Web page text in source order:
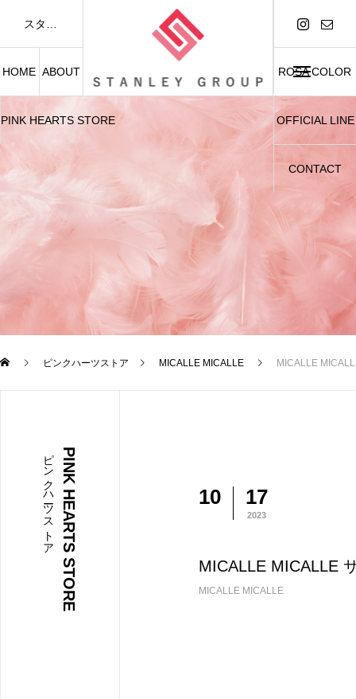
HOME ABOUT
PINK HEARTS STORE
ROSA COLOR
OFFICIAL LINE
CONTACT
ピンクハーツストア MICALLE MICALLE MICALLE
PINK HEARTS STORE
ピンクハーツストア 10 17
2023
MICALLE MICALLE
MICALLE MICALLE